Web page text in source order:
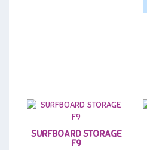
SURFBOARD STORAGE
F9